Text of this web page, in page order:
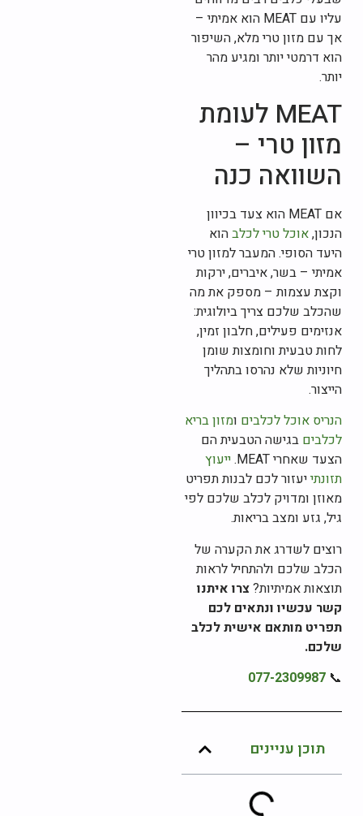
עליו עם MEAT הוא אמיתי –
אך עם מזון טרי מלא, השיפור
הוא דרמטי יותר ומגיע מהר
יותר.
MEAT לעומת
מזון טרי –
השוואה כנה
אם MEAT הוא צעד בכיוון
הנכון,אוכל טרי לכלבהוא
היעד הסופי. המעבר למזון טרי
אמיתי – בשר, איברים, ירקות
וקצת עצמות – מספק את מה
שהכלב שלכם צריך ביולוגית:
אנזימים פעילים, חלבון זמין,
לחות טבעית וחומצות שומן
חיוניות שלא נהרסו בתהליך
הייצור.
הנריס אוכל לכלבים ומזון בריא
לכלבים בגישה הטבעית הם
הצעד שאחרי MEAT.
ייעוץ
תזונתייעזור לכם לבנות תפריט
מאוזן ומדויק לכלב שלכם לפי
גיל, גזע ומצב בריאות.
רוצים לשדרג את הקערה של
הכלב שלכם ולהתחיל לראות
תוצאות אמיתיות?צרו איתנו
קשר עכשיו ונתאים לכם
תפריט מותאם אישית לכלב
שלכם.
📞
077-2309987
תוכן עניינים